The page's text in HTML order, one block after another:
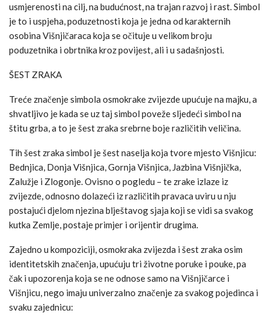
usmjerenosti na cilj, na budućnost, na trajan razvoj i rast. Simbol
je to i uspjeha, poduzetnosti koja je jedna od karakternih
osobina Višnjičaraca koja se očituje u velikom broju
poduzetnika i obrtnika kroz povijest, ali i u sadašnjosti.
ŠEST ZRAKA
Treće značenje simbola osmokrake zvijezde upućuje na majku, a
shvatljivo je kada se uz taj simbol poveže sljedeći simbol na
štitu grba, a to je šest zraka srebrne boje različitih veličina.
Tih šest zraka simbol je šest naselja koja tvore mjesto Višnjicu:
Bednjica, Donja Višnjica, Gornja Višnjica, Jazbina Višnjička,
Zalužje i Zlogonje. Ovisno o pogledu – te zrake izlaze iz
zvijezde, odnosno dolazeći iz različitih pravaca uviru u nju
postajući djelom njezina blještavog sjaja koji se vidi sa svakog
kutka Zemlje, postaje primjer i orijentir drugima.
Zajedno u kompoziciji, osmokraka zvijezda i šest zraka osim
identitetskih značenja, upućuju tri životne poruke i pouke, pa
čak i upozorenja koja se ne odnose samo na Višnjičarce i
Višnjicu, nego imaju univerzalno značenje za svakog pojedinca i
svaku zajednicu: